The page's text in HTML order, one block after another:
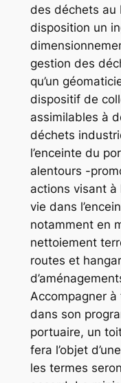
des déchets au
disposition un
gestion des
qu’un
dispositif de
assimilables à
déchets
l’enceinte du
alentours -
actions visant à
vie dans
notamment en
nettoiement
routes et
Accompagner à
dans son
portuaire, un
fera l’objet
les termes